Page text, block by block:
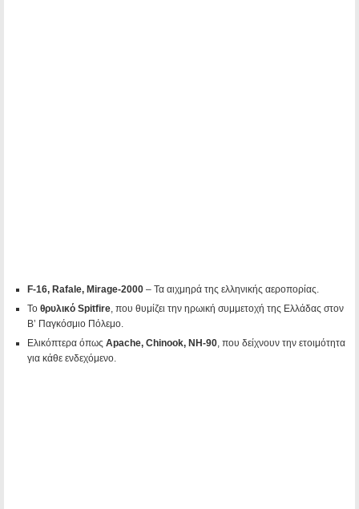
F-16, Rafale, Mirage-2000 – Τα αιχμηρά της ελληνικής αεροπορίας.
Το θρυλικό Spitfire, που θυμίζει την ηρωική συμμετοχή της Ελλάδας στον
Β’ Παγκόσμιο Πόλεμο.
Ελικόπτερα όπως Apache, Chinook, NH-90, που δείχνουν την ετοιμότητα
για κάθε ενδεχόμενο.